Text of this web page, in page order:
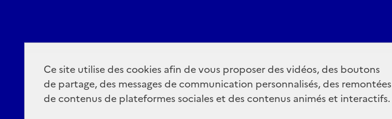
Ce site utilise des cookies afin de vous proposer des vidéos, des boutons
de partage, des messages de communication personnalisés, des remontées
de contenus de plateformes sociales et des contenus animés et interactifs.